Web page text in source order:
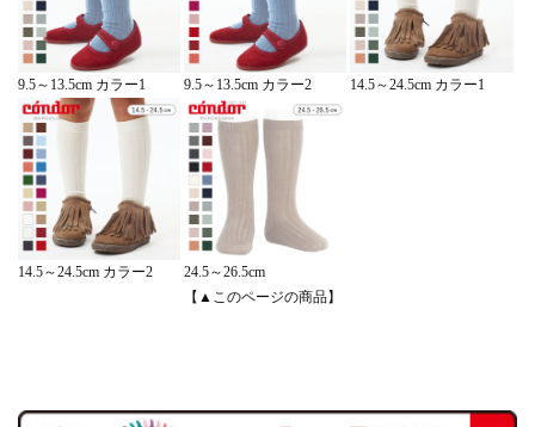
9.5～13.5cm カラー1 9.5～13.5cm カラー2 14.5～24.5cm カラー1
14.5～24.5cm カラー2
24.5～26.5cm
【▲このページの商品】